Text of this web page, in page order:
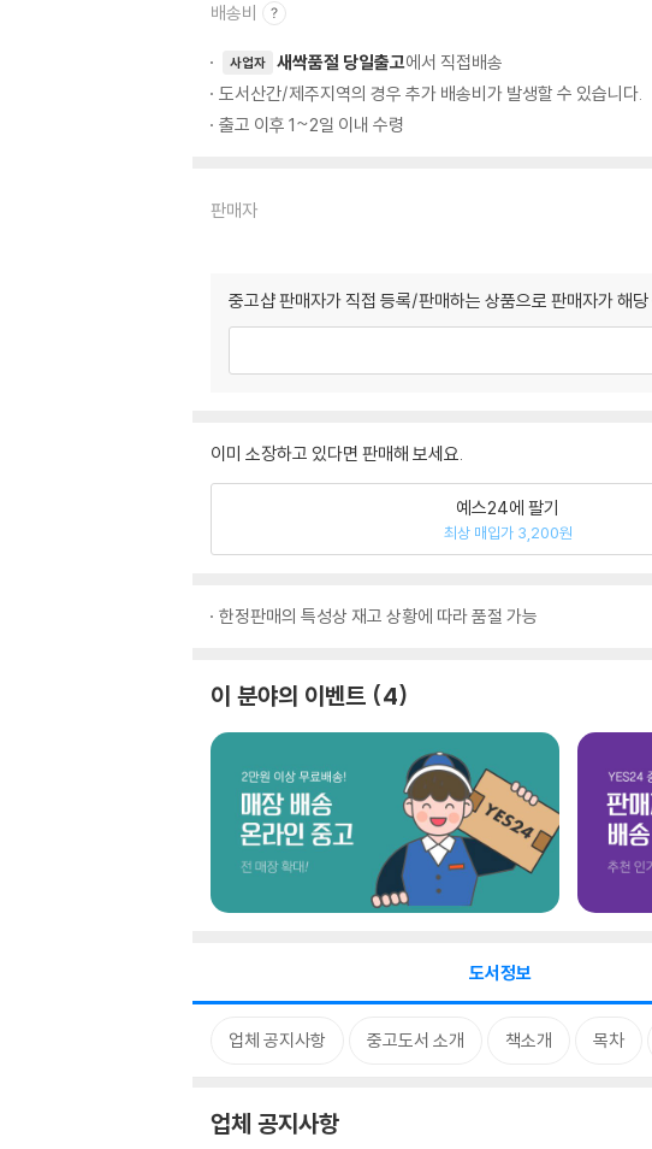
배송비
사업자 새싹품절 당일출고에서 직접배송
도서산간/제주지역의 경우 추가 배송비가 발생할 수 있습니다.
출고 이후 1~2일 이내 수령
판매자
중고샵 판매자가 직접 등록/판매하는 상품으로 판매자가 해
이미 소장하고 있다면 판매해 보세요.
예스24에 팔기
최상 매입가 3,200원
한정판매의 특성상 재고 상황에 따라 품절 가능
이 분야의 이벤트 4
도서정보
업체 공지사항 중고도서 소개 책소개 목차
업체 공지사항